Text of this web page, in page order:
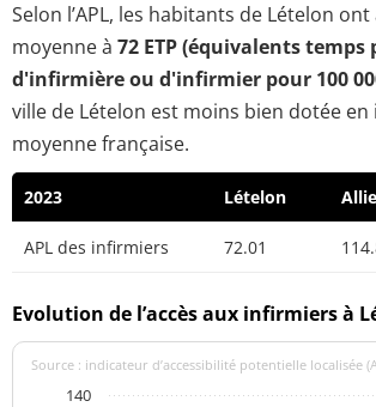
Selon l’APL, les habitants de Lételon ont
moyenne à 72 ETP (équivalents temps
d'infirmière ou d'infirmier pour 100
ville de Lételon est moins bien dotée
moyenne française.
2023 Lételon
APL des infirmiers 72.01
Evolution de l’accès aux infirmiers à
Source : indicateur d’accessibilité potentielle localisée
140